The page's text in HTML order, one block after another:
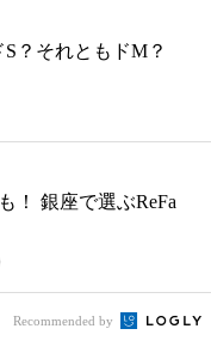
？それともドM？
！ 銀座で選ぶReFa
Recommended by